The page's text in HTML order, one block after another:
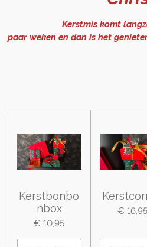
Kerstmis komt langzaam
paar weken en dan is het
Kerstbonbo
nbox
€ 10,95
€ 16,95